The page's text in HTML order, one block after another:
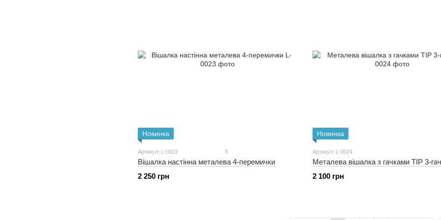
Новинка
Артикул: L-0023 5
Вішалка настінна металева 4-перемички
2 250 грн
Новинка
Артикул: L-0024
Металева вішалка з гачками TIP 3-
2 100 грн